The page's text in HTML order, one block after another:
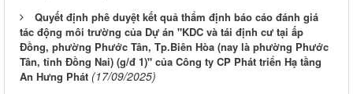
Quyết định phê duyệt kết quả thẩm định báo cáo đánh giá
tác động môi trường của Dự án "KDC và tái định cư tại ấp
Đồng, phường Phước Tân, Tp.Biên Hòa (nay là phường Phước
Tân, tỉnh Đồng Nai) (g/đ 1)" của Công ty CP Phát triển Hạ tầng
An Hưng Phát (17/09/2025)